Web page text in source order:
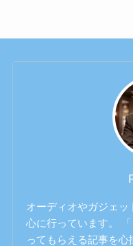
オーディオやガジェッ
心に行っています。
ってもらえる記事を心